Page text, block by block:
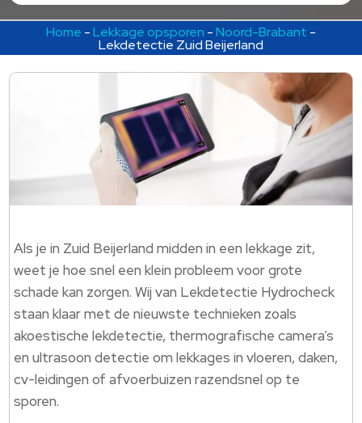
Home -Lekkage opsporen -Noord-Brabant -
Lekdetectie Zuid Beijerland
Als je in Zuid Beijerland midden in een lekkage zit,
weet je hoe snel een klein probleem voor grote
schade kan zorgen.​ Wij van Lekdetectie Hydrocheck
staan klaar met de nieuwste technieken zoals
akoestische lekdetectie, thermografische camera’s
en ultrasoon detectie om lekkages in vloeren, daken,
cv-leidingen of afvoerbuizen razendsnel op te
sporen.​